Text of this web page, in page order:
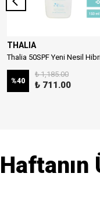
THALIA
%40
₺ 1,185.00
₺ 711.00
Haftanın